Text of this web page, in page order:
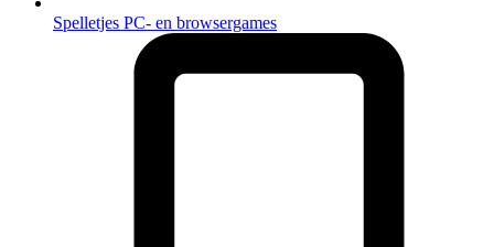
Spelletjes PC- en browsergames